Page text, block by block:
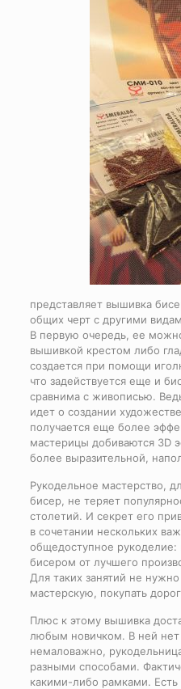
представляет вышивка
общих черт с другими
В первую очередь, ее
вышивкой крестом либо
создается при помощи
что задействуется еще и
сравнима с живописью.
идет о создании
получается еще более
мастерицы добиваются 3D
более выразительной,
Рукодельное мастерство,
бисер, не теряет
столетий. И секрет его
в сочетании нескольких
общедоступное
бисером от лучшего
Для таких занятий не нужно
мастерскую, покупать
Плюс к этому вышивка
любым новичком. В ней
немаловажно,
разными способами.
какими-либо рамками.